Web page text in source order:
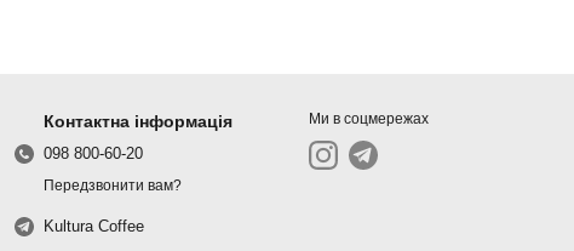
Контактна інформація
098 800-60-20
Передзвонити вам?
Kultura Coffee
Ми в соцмережах